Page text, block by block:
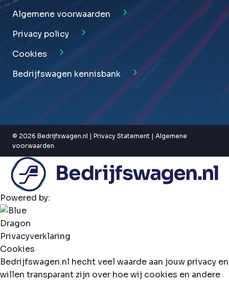
Algemene voorwaarden
Privacy policy
Cookies
Bedrijfswagen kennisbank
© 2026 Bedrijfswagen.nl | Privacy Statement | Algemene
voorwaarden
Powered by:
Privacyverklaring
Cookies
Bedrijfswagen.nl hecht veel waarde aan jouw privacy en
willen transparant zijn over hoe wij cookies en andere